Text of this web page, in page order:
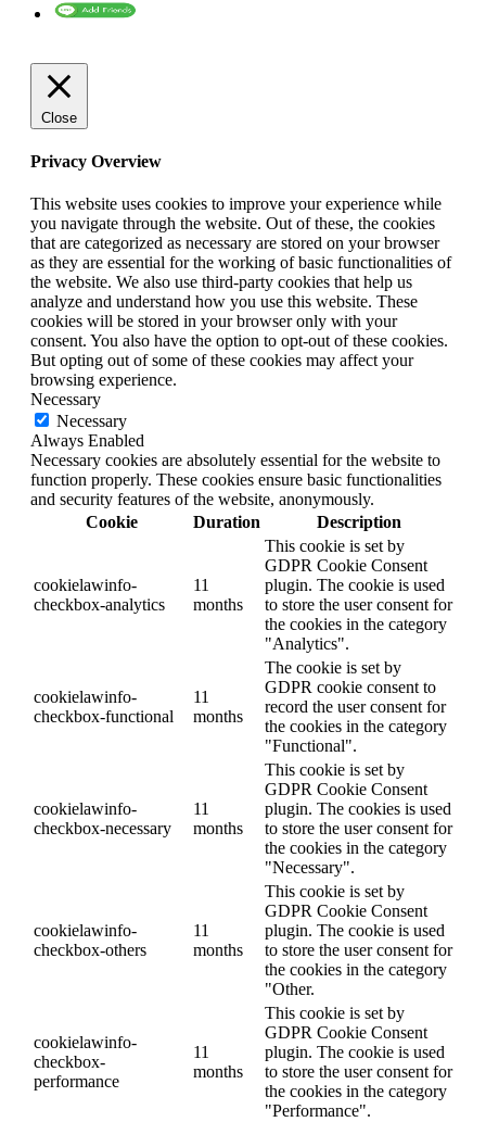
Close
Privacy Overview
This website uses cookies to improve your experience while
you navigate through the website. Out of these, the cookies
that are categorized as necessary are stored on your browser
as they are essential for the working of basic functionalities of
the website. We also use third-party cookies that help us
analyze and understand how you use this website. These
cookies will be stored in your browser only with your
consent. You also have the option to opt-out of these cookies.
But opting out of some of these cookies may affect your
browsing experience.
Necessary
Necessary
Always Enabled
Necessary cookies are absolutely essential for the website to
function properly. These cookies ensure basic functionalities
and security features of the website, anonymously.
Cookie
Duration Description
cookielawinfo-
checkbox-analytics
11
months
This cookie is set by
GDPR Cookie Consent
plugin. The cookie is used
to store the user consent for
the cookies in the category
"Analytics".
cookielawinfo-
checkbox-functional
11
months
The cookie is set by
GDPR cookie consent to
record the user consent for
the cookies in the category
"Functional".
cookielawinfo-
checkbox-necessary
11
months
This cookie is set by
GDPR Cookie Consent
plugin. The cookies is used
to store the user consent for
the cookies in the category
"Necessary".
cookielawinfo-
checkbox-others
11
months
This cookie is set by
GDPR Cookie Consent
plugin. The cookie is used
to store the user consent for
the cookies in the category
"Other.
cookielawinfo-
checkbox-
performance
11
months
This cookie is set by
GDPR Cookie Consent
plugin. The cookie is used
to store the user consent for
the cookies in the category
"Performance".